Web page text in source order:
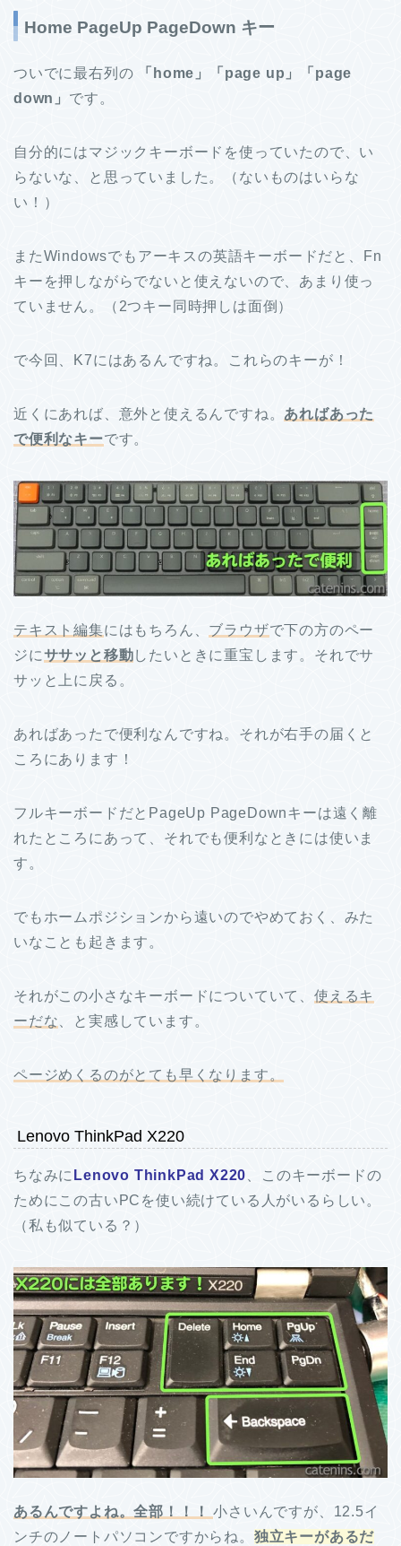
Home PageUp PageDown キー
ついでに最右列の
「home」「page up」「page
down」 です。
自分的にはマジックキーボードを使っていたので、い
らないな、と思っていました。（ないものはいらな
い！）
またWindowsでもアーキスの英語キーボードだと、Fn
キーを押しながらでないと使えないので、あまり使っ
ていません。（2つキー同時押しは面倒）
で今回、K7にはあるんですね。これらのキーが！
近くにあれば、意外と使えるんですね。 あればあった
で便利なキーです。
テキスト編集にはもちろん、 ブラウザで下の方のペー
ジにササッと移動したいときに重宝します。それでサ
サッと上に戻る。
あればあったで便利なんですね。それが右手の届くと
ころにあります！
フルキーボードだとPageUp PageDownキーは遠く離
れたところにあって、それでも便利なときには使いま
す。
でもホームポジションから遠いのでやめておく、みた
いなことも起きます。
それがこの小さなキーボードについていて、使えるキ
ーだな 、と実感しています。
ページめくるのがとても早くなります。
Lenovo ThinkPad X220
ちなみに Lenovo ThinkPad X220 、このキーボードの
ためにこの古いPCを使い続けている人がいるらしい。
（私も似ている？）
あるんですよね。全部！！！
小さいんですが、12.5イ
ンチのノートパソコンですからね。 独立キーがあるだ